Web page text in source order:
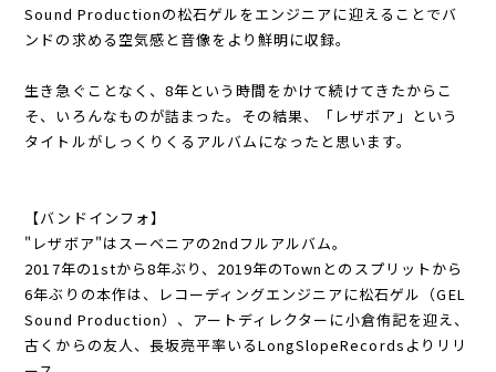
Sound Productionの松石ゲルをエンジニアに迎えることでバ
ンドの求める空気感と音像をより鮮明に収録。
生き急ぐことなく、8年という時間をかけて続けてきたからこ
そ、いろんなものが詰まった。その結果、「レザボア」という
タイトルがしっくりくるアルバムになったと思います。
【バンドインフォ】
"レザボア"はスーベニアの2ndフルアルバム。
2017年の1stから8年ぶり、2019年のTownとのスプリットから
6年ぶりの本作は、レコーディングエンジニアに松石ゲル（GEL
Sound Production）、アートディレクターに小倉侑記を迎え、
古くからの友人、長坂亮平率いるLongSlopeRecordsよりリリ